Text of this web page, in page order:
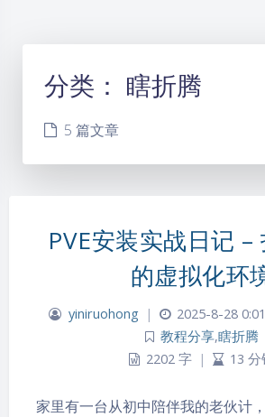
分类： 瞎折腾
5 篇文章
PVE安装实战日记 –
的虚拟化环
yiniruohong | 2025-8-28 0:01
教程分享,瞎折腾
2202 字 | 13 分
家里有一台从初中陪伴我的老伙计